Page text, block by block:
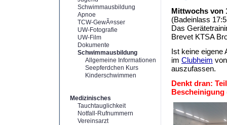
Schwimmausbildung
Apnoe
TCW-GewÃ¤sser
UW-Fotografie
UW-Film
Dokumente
Schwimmausbildung
Allgemeine Informationen
Seepferdchen Kurs
Kinderschwimmen
Medizinisches
Tauchtauglichkeit
Notfall-Rufnummern
Vereinsarzt
Mittwochs von
(Badeinlass
Das
Brevet KTSA
Ist keine eigene
im Clubheim
auszufassen.
Denkt dran:
Bescheinigung